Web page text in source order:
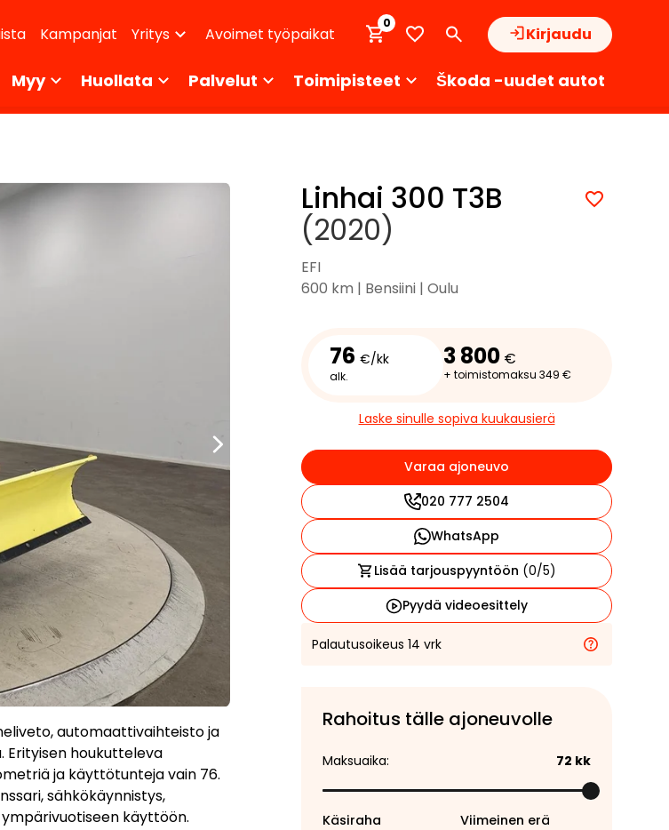
Kampanjat Yritys Avoimet työpaikat Kirjaudu
0
Myy Huollata Palvelut Toimipisteet Škoda -uudet autot
automaattivaihteisto ja
Erityisen houkutteleva
ja käyttötunteja vain 76.
sähkökäynnistys,
käyttöön.
Linhai 300 T3B
(2020)
EFI
600 km | Bensiini | Oulu
76 €/kk
alk.
3 800 €
+ toimistomaksu 349 €
Laske sinulle sopiva kuukausierä
Varaa ajoneuvo
020 777 2504
WhatsApp
Lisää tarjouspyyntöön (0/5)
Pyydä videoesittely
Palautusoikeus 14 vrk
Rahoitus tälle ajoneuvolle
Maksuaika: 72 kk
Käsiraha
Viimeinen erä